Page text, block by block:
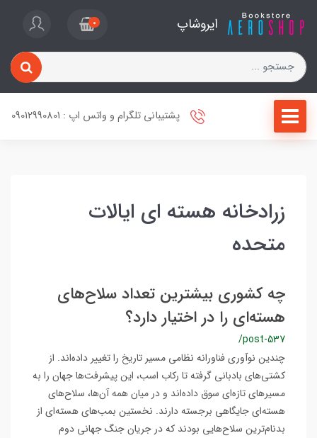
ایروشاپ 0
پشتیبانی تلگرام و واتس اپ : 09012990801
زرادخانه هسته ای ایالات
متحده
چه کشوری بیشترین تعداد سلا‌ح‌های
هسته‌ای را در اختیار دارد؟
/post-537
چندین نوآوری فناورانه نظامی مسیر تاریخ را تغییر داده‌اند. از
کشتی‌های بادبانی گرفته تا رکاب اسب، این پیشرفت‌ها جهان را به
مسیرهای تازه‌ای سوق داده‌اند و در میان همه آن‌ها، سلاح‌های
هسته‌ای جایگاهی برجسته دارند. نخستین بمب‌های هسته‌ای از
بدنام‌ترین سلاح‌هایی بودند که در جریان جنگ جهانی دوم